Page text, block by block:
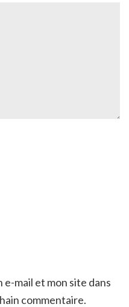
mail et mon site dans
commentaire.